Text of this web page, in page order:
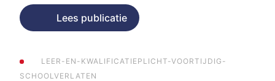
Lees publicatie
LEER-EN-KWALIFICATIEPLICHT-VOORTIJDIG-
SCHOOLVERLATEN